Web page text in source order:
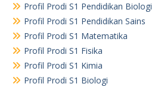
Profil Prodi S1 Pendidikan Biologi
Profil Prodi S1 Pendidikan Sains
Profil Prodi S1 Matematika
Profil Prodi S1 Fisika
Profil Prodi S1 Kimia
Profil Prodi S1 Biologi